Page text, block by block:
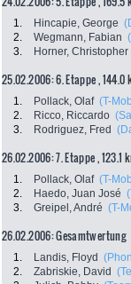
1. Hincapie, George
2.
Wegmann, Fabian
3.
Horner, Christopher
25.02.2006: 6. Etappe , 144.0
1. Pollack, Olaf (T-
2.
Ricco, Riccardo
3.
Rodriguez, Fred
26.02.2006: 7. Etappe , 123.1
1. Pollack, Olaf (T-
2.
Haedo, Juan José
3.
Greipel, André (T-
26.02.2006: Gesamtwertung
1. Landis, Floyd
2.
Zabriskie, David